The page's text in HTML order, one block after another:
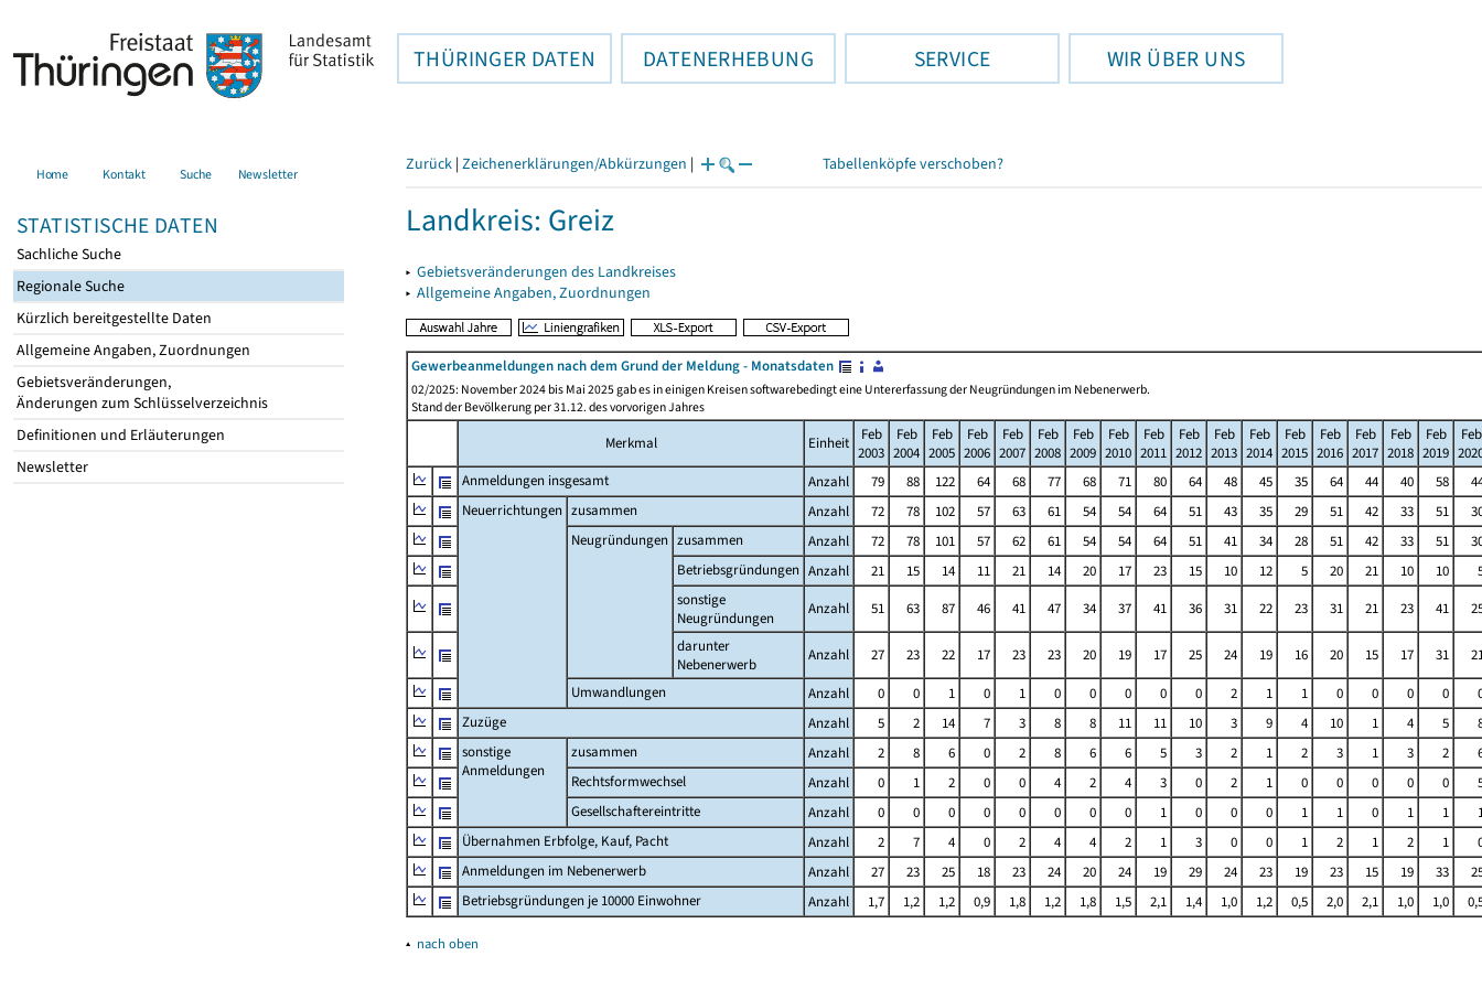
THÜRINGER DATEN DATENERHEBUNG SERVICE WIR ÜBER UNS
Home Kontakt Suche Newsletter
STATISTISCHE DATEN
Sachliche Suche
Regionale Suche
Kürzlich bereitgestellte Daten
Allgemeine Angaben, Zuordnungen
Gebietsveränderungen,
Änderungen zum Schlüsselverzeichnis
Definitionen und Erläuterungen
Newsletter
Zurück | Zeichenerklärungen/Abkürzungen | Tabellenköpfe verschoben?
Landkreis: Greiz
▸ Gebietsveränderungen des Landkreises
▸ Allgemeine Angaben, Zuordnungen
Gewerbeanmeldungen nach dem Grund der Meldung - Monatsdaten
02/2025: November 2024 bis Mai 2025 gab es in einigen Kreisen softwarebedingt eine Untererfassung der Neugründungen im Nebenerwerb.
Stand der Bevölkerung per 31.12. des vorvorigen Jahres
Merkmal Einheit
Feb
2003
Feb
2004
Feb
2005
Feb
2006
Feb
2007
Feb
2008
Feb
2009
Feb
2010
Feb
2011
Feb
2012
Feb
2013
Feb
2014
Feb
2015
Feb
2016
Feb
2017
Feb
2018
Feb
2019
Feb
Anmeldungen insgesamt
Anzahl 79 88 122 64 68 77 68 71 80 64 48 45 35 64 44 40 58
Neuerrichtungen zusammen Anzahl 72 78 102 57 63 61 54 54 64 51 43 35 29 51 42 33 51
Neugründungen zusammen Anzahl 72 78 101 57 62 61 54 54 64 51 41 34 28 51 42 33 51
Betriebsgründungen Anzahl 21 15 14 11 21 14 20 17 23 15 10 12 5 20 21 10 10
sonstige
Neugründungen
Anzahl 51 63 87 46 41 47 34 37 41 36 31 22 23 31 21 23 41
darunter
Nebenerwerb
Anzahl 27 23 22 17 23 23 20 19 17 25 24 19 16 20 15 17 31
Umwandlungen
Anzahl 0 0 1 0 1 0 0 0 0 0 2 1 1 0 0 0 0
Zuzüge
Anzahl 5 2 14 7 3 8 8 11 11 10 3 9 4 10 1 4 5
sonstige
Anmeldungen
zusammen Anzahl 2 8 6 0 2 8 6 6 5 3 2 1 2 3 1 3 2
Rechtsformwechsel
Anzahl 0 1 2 0 0 4 2 4 3 0 2 1 0 0 0 0 0
Gesellschaftereintritte
Anzahl 0 0 0 0 0 0 0 0 1 0 0 0 1 1 0 1 1
Übernahmen Erbfolge, Kauf, Pacht
Anzahl 2 7 4 0 2 4 4 2 1 3 0 0 1 2 1 2 1
Anmeldungen im Nebenerwerb
Anzahl 27 23 25 18 23 24 20 24 19 29 24 23 19 23 15 19 33
Betriebsgründungen je 10000 Einwohner
Anzahl 1,7 1,2 1,2 0,9 1,8 1,2 1,8 1,5 2,1 1,4 1,0 1,2 0,5 2,0 2,1 1,0 1,0
▴ nach oben